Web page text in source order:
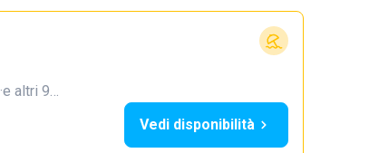
·e altri 9…
Vedi disponibilità